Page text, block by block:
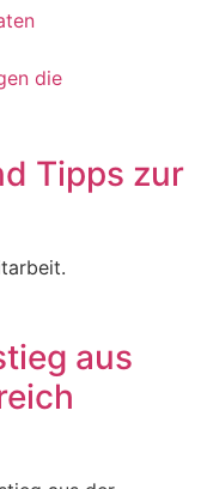
die
Tipps zur
aus